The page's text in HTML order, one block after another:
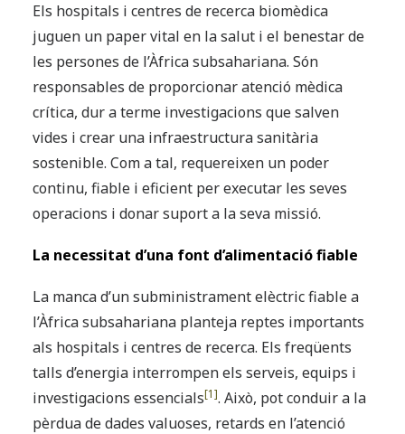
Els hospitals i centres de recerca biomèdica
juguen un paper vital en la salut i el benestar de
les persones de l’Àfrica subsahariana. Són
responsables de proporcionar atenció mèdica
crítica, dur a terme investigacions que salven
vides i crear una infraestructura sanitària
sostenible. Com a tal, requereixen un poder
continu, fiable i eficient per executar les seves
operacions i donar suport a la seva missió.
La necessitat d’una font d’alimentació fiable
La manca d’un subministrament elèctric fiable a
l’Àfrica subsahariana planteja reptes importants
als hospitals i centres de recerca. Els freqüents
talls d’energia interrompen els serveis, equips i
investigacions essencials[1]. Això, pot conduir a la
pèrdua de dades valuoses, retards en l’atenció